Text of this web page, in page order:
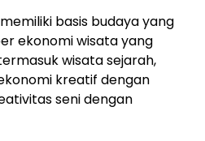
basis budaya yang
ekonomi wisata yang
wisata sejarah,
kreatif dengan
seni dengan